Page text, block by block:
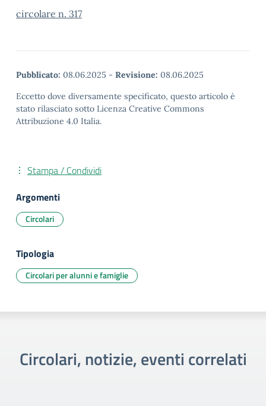
circolare n. 317
Pubblicato: 08.06.2025 - Revisione: 08.06.2025
Eccetto dove diversamente specificato, questo articolo è
stato rilasciato sotto Licenza Creative Commons
Attribuzione 4.0 Italia.
Stampa / Condividi
Argomenti
Circolari
Tipologia
Circolari per alunni e famiglie
Circolari, notizie, eventi correlati